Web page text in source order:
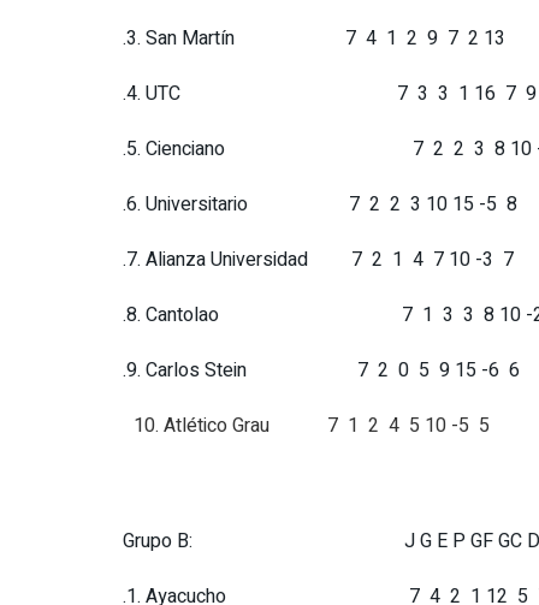
.3. San Martín 7 4 1 2 9 7 2 13
.4. UTC 7 3 3 1 16 7 9
.5. Cienciano 7 2 2 3 8 10 -
.6. Universitario 7 2 2 3 10 15 -5 8
.7. Alianza Universidad 7 2 1 4 7 10 -3 7
.8. Cantolao 7 1 3 3 8 10 -
.9. Carlos Stein 7 2 0 5 9 15 -6 6
Atlético Grau 7 1 2 4 5 10 -5 5
Grupo B: J G E P GF GC DF
.1. Ayacucho 7 4 2 1 12 5 7